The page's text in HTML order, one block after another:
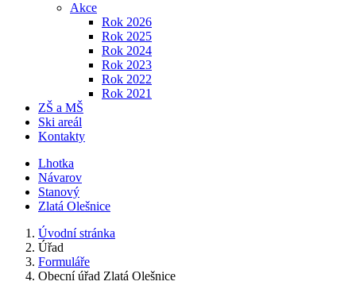
Akce
Rok 2026
Rok 2025
Rok 2024
Rok 2023
Rok 2022
Rok 2021
ZŠ a MŠ
Ski areál
Kontakty
Lhotka
Návarov
Stanový
Zlatá Olešnice
Úvodní stránka
Úřad
Formuláře
Obecní úřad Zlatá Olešnice